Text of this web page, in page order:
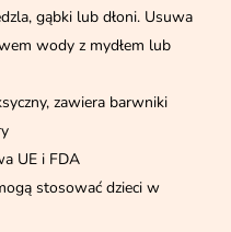
gąbki lub dłoni. Usuwa
wody z mydłem lub
zawiera barwniki
UE i FDA
stosować dzieci w